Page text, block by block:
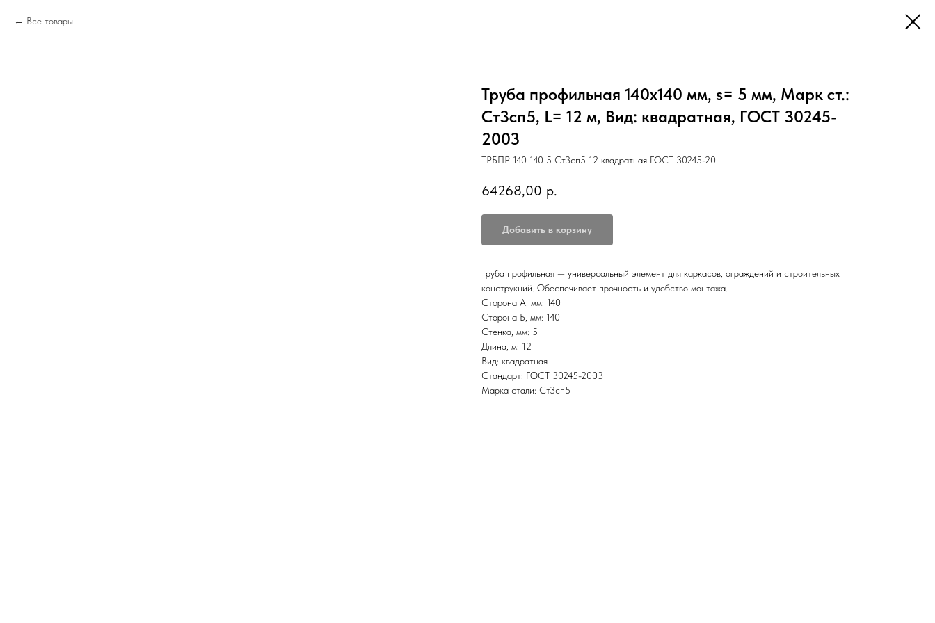
Все товары
Труба профильная 140х140 мм, s= 5 мм, Марк ст.:
Ст3сп5, L= 12 м, Вид: квадратная, ГОСТ 30245-
2003
ТРБПР 140 140 5 Ст3сп5 12 квадратная ГОСТ 30245-20
64268,00 р.
Добавить в корзину
Труба профильная — универсальный элемент для каркасов, ограждений и строительных
конструкций. Обеспечивает прочность и удобство монтажа.
Сторона А, мм: 140
Сторона Б, мм: 140
Стенка, мм: 5
Длина, м: 12
Вид: квадратная
Стандарт: ГОСТ 30245-2003
Марка стали: Ст3сп5